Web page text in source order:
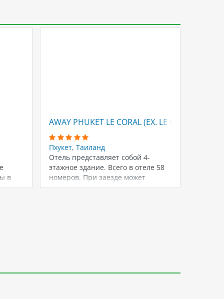
в
AWAY PHUKET LE CORAL (EX. LE CORAL
Пхукет,Таиланд
Отель представляет собой 4-
этажное здание. Всего в отеле 58
номеров. При заезде может
взиматься депозит…